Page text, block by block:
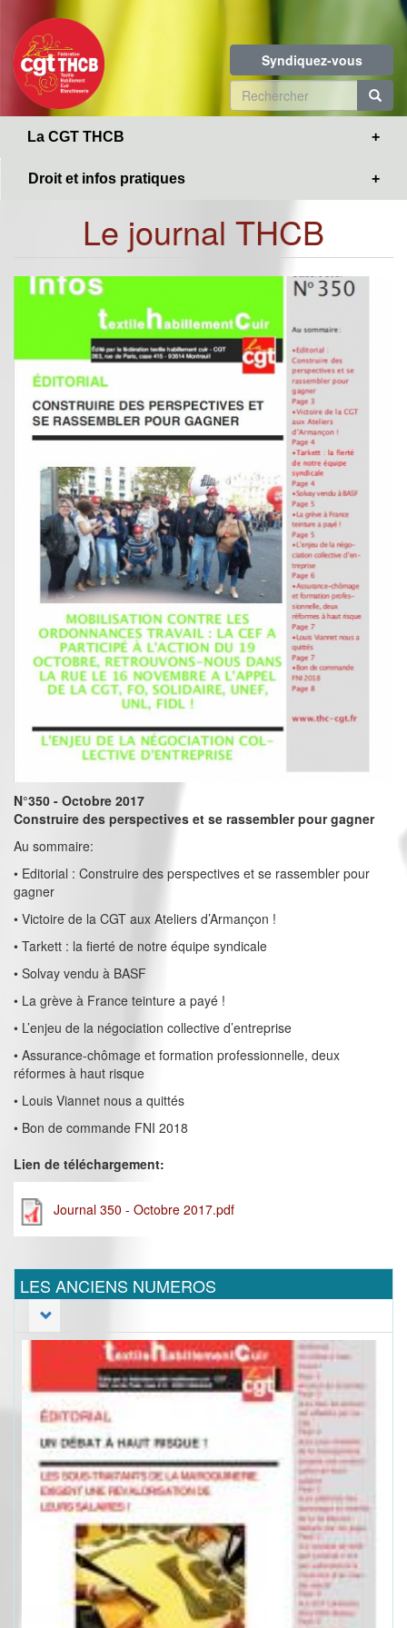
contenu
principal
Syndiquez-vous
Formulaire
de
La CGT THCB
Droit et infos pratiques
Le journal THCB
N°350 - Octobre 2017
Construire des perspectives et se rassembler pour gagner
Au sommaire:
• Editorial : Construire des perspectives et se rassembler pour
gagner
• Victoire de la CGT aux Ateliers d’Armançon !
• Tarkett : la fierté de notre équipe syndicale
• Solvay vendu à BASF
• La grève à France teinture a payé !
• L’enjeu de la négociation collective d’entreprise
• Assurance-chômage et formation professionnelle, deux
réformes à haut risque
• Louis Viannet nous a quittés
• Bon de commande FNI 2018
Lien de téléchargement:
Journal 350 - Octobre 2017.pdf
LES ANCIENS NUMEROS